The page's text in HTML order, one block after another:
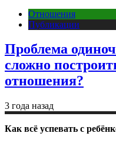
Отношения
Публикации
Проблема
сложно
отношения?
3 года назад
Как всё успевать с